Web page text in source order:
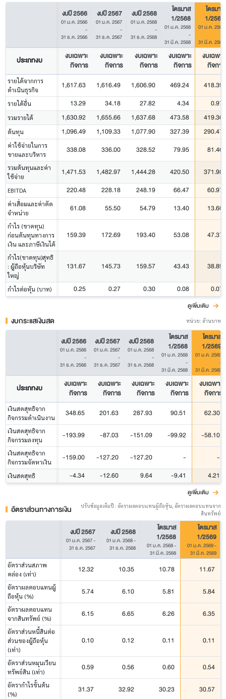
งบปี 2566
01 ม.ค. 2566
-
31 ธ.ค. 2566
งบปี 2567
01 ม.ค. 2567
-
31 ธ.ค. 2567
งบปี 2568
01 ม.ค. 2568
-
31 ธ.ค. 2568
ไตรมาส
1/2568
01 ม.ค. 2568
-
31 มี.ค. 2568
ไตรมาส
1/2569
01 ม.ค. 2569
31 มี.ค. 2569
ประเภทงบ
งบเฉพาะ
กิจการ
งบเฉพาะ
กิจการ
งบเฉพาะ
กิจการ
งบเฉพาะ
กิจการ
งบเฉพาะ
กิจการ
รายได้จากการ
ดำเนินธุรกิจ
1,617.63 1,616.49 1,606.90 469.24 418.39
รายได้อื่น 13.29 34.18 27.82 4.34 0.97
รวมรายได้ 1,630.92 1,655.66 1,637.68 473.58 419.36
ต้นทุน 1,096.49 1,109.33 1,077.90 327.39 290.47
ค่าใช้จ่ายในการ
ขายและบริหาร
338.08 336.00 328.52 79.95 81.46
รวมต้นทุนและค่า
ใช้จ่าย
1,471.53 1,482.97 1,444.28 420.50 371.98
EBITDA 220.48 228.18 248.19 66.47 60.97
ค่าเสื่อมและค่าตัด
จำหน่าย
61.08 55.50 54.79 13.40 13.60
กำไร (ขาดทุน)
ก่อนต้นทุนทางการ
เงิน และภาษีเงินได้
159.39 172.69 193.40 53.08 47.37
กำไร(ขาดทุน)สุทธิ
: ผู้ถือหุ้นบริษัท
ใหญ่
131.67 145.73 159.57 43.43 38.89
กำไรต่อหุ้น (บาท) 0.25 0.27 0.30 0.08 0.07
ดูเพิ่มเติม
งบกระแสเงินสด หน่วย: ล้านบาท
งบปี 2566
01 ม.ค. 2566
-
31 ธ.ค. 2566
งบปี 2567
01 ม.ค. 2567
-
31 ธ.ค. 2567
งบปี 2568
01 ม.ค. 2568
-
31 ธ.ค. 2568
ไตรมาส
1/2568
01 ม.ค. 2568
-
31 มี.ค. 2568
ไตรมาส
1/2569
01 ม.ค. 2569
-
31 มี.ค. 2569
ประเภทงบ
งบเฉพาะ
กิจการ
งบเฉพาะ
กิจการ
งบเฉพาะ
กิจการ
งบเฉพาะ
กิจการ
งบเฉพาะ
กิจการ
เงินสดสุทธิจาก
กิจกรรมดำเนินงาน
348.65 201.63 287.93 90.51 62.30
เงินสดสุทธิจาก
กิจกรรมลงทุน
-193.99 -87.03 -151.09 -99.92 -58.10
เงินสดสุทธิจาก
กิจกรรมจัดหาเงิน
-159.00 -127.20 -127.20 - -
เงินสดสุทธิ -4.34 -12.60 9.64 -9.41 4.21
ดูเพิ่มเติม
อัตราส่วนทางการเงิน
ปรับข้อมูลเต็มปี : อัตราผลตอบแทนผู้ถือหุ้น, อัตราผลตอบแทนจาก
สินทรัพย์
งบปี 2567
01 ม.ค. 2567-
31 ธ.ค. 2567
งบปี 2568
01 ม.ค. 2568-
31 ธ.ค. 2568
ไตรมาส
1/2568
01 ม.ค. 2568-
31 มี.ค. 2568
ไตรมาส
1/2569
01 ม.ค. 2569-
31 มี.ค. 2569
อัตราส่วนสภาพ
คล่อง (เท่า)
12.32 10.35 10.78 11.67
อัตราผลตอบแทนผู้
ถือหุ้น (%)
5.74 6.10 5.81 5.84
อัตราผลตอบแทน
จากสินทรัพย์ (%)
6.15 6.65 6.26 6.35
อัตราส่วนหนี้สินต่อ
ส่วนของผู้ถือหุ้น
(เท่า)
0.10 0.12 0.11 0.11
อัตราส่วนหมุนเวียน
ทรัพย์สิน (เท่า)
0.59 0.56 0.60 0.54
อัตรากำไรขั้นต้น
(%)
31.37 32.92 30.23 30.57